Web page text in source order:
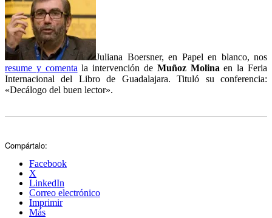
Juliana Boersner, en Papel en blanco, nos
resume y comenta la intervención de Muñoz Molina en la Feria
Internacional del Libro de Guadalajara. Tituló su conferencia:
«Decálogo del buen lector».
Compártalo:
Facebook
X
LinkedIn
Correo electrónico
Imprimir
Más